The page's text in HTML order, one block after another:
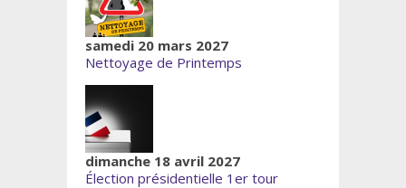
samedi 20 mars 2027
Nettoyage de Printemps
dimanche 18 avril 2027
Élection présidentielle 1er tour